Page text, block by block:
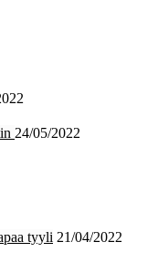
24/05/2022
tyyli 21/04/2022